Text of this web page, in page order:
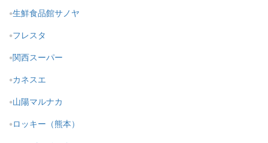
生鮮食品館サノヤ
フレスタ
関西スーパー
カネスエ
山陽マルナカ
ロッキー（熊本）